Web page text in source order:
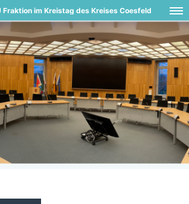
Fraktion im Kreistag des Kreises Coesfeld